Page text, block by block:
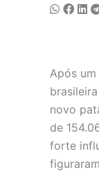
Após
novo
de
forte